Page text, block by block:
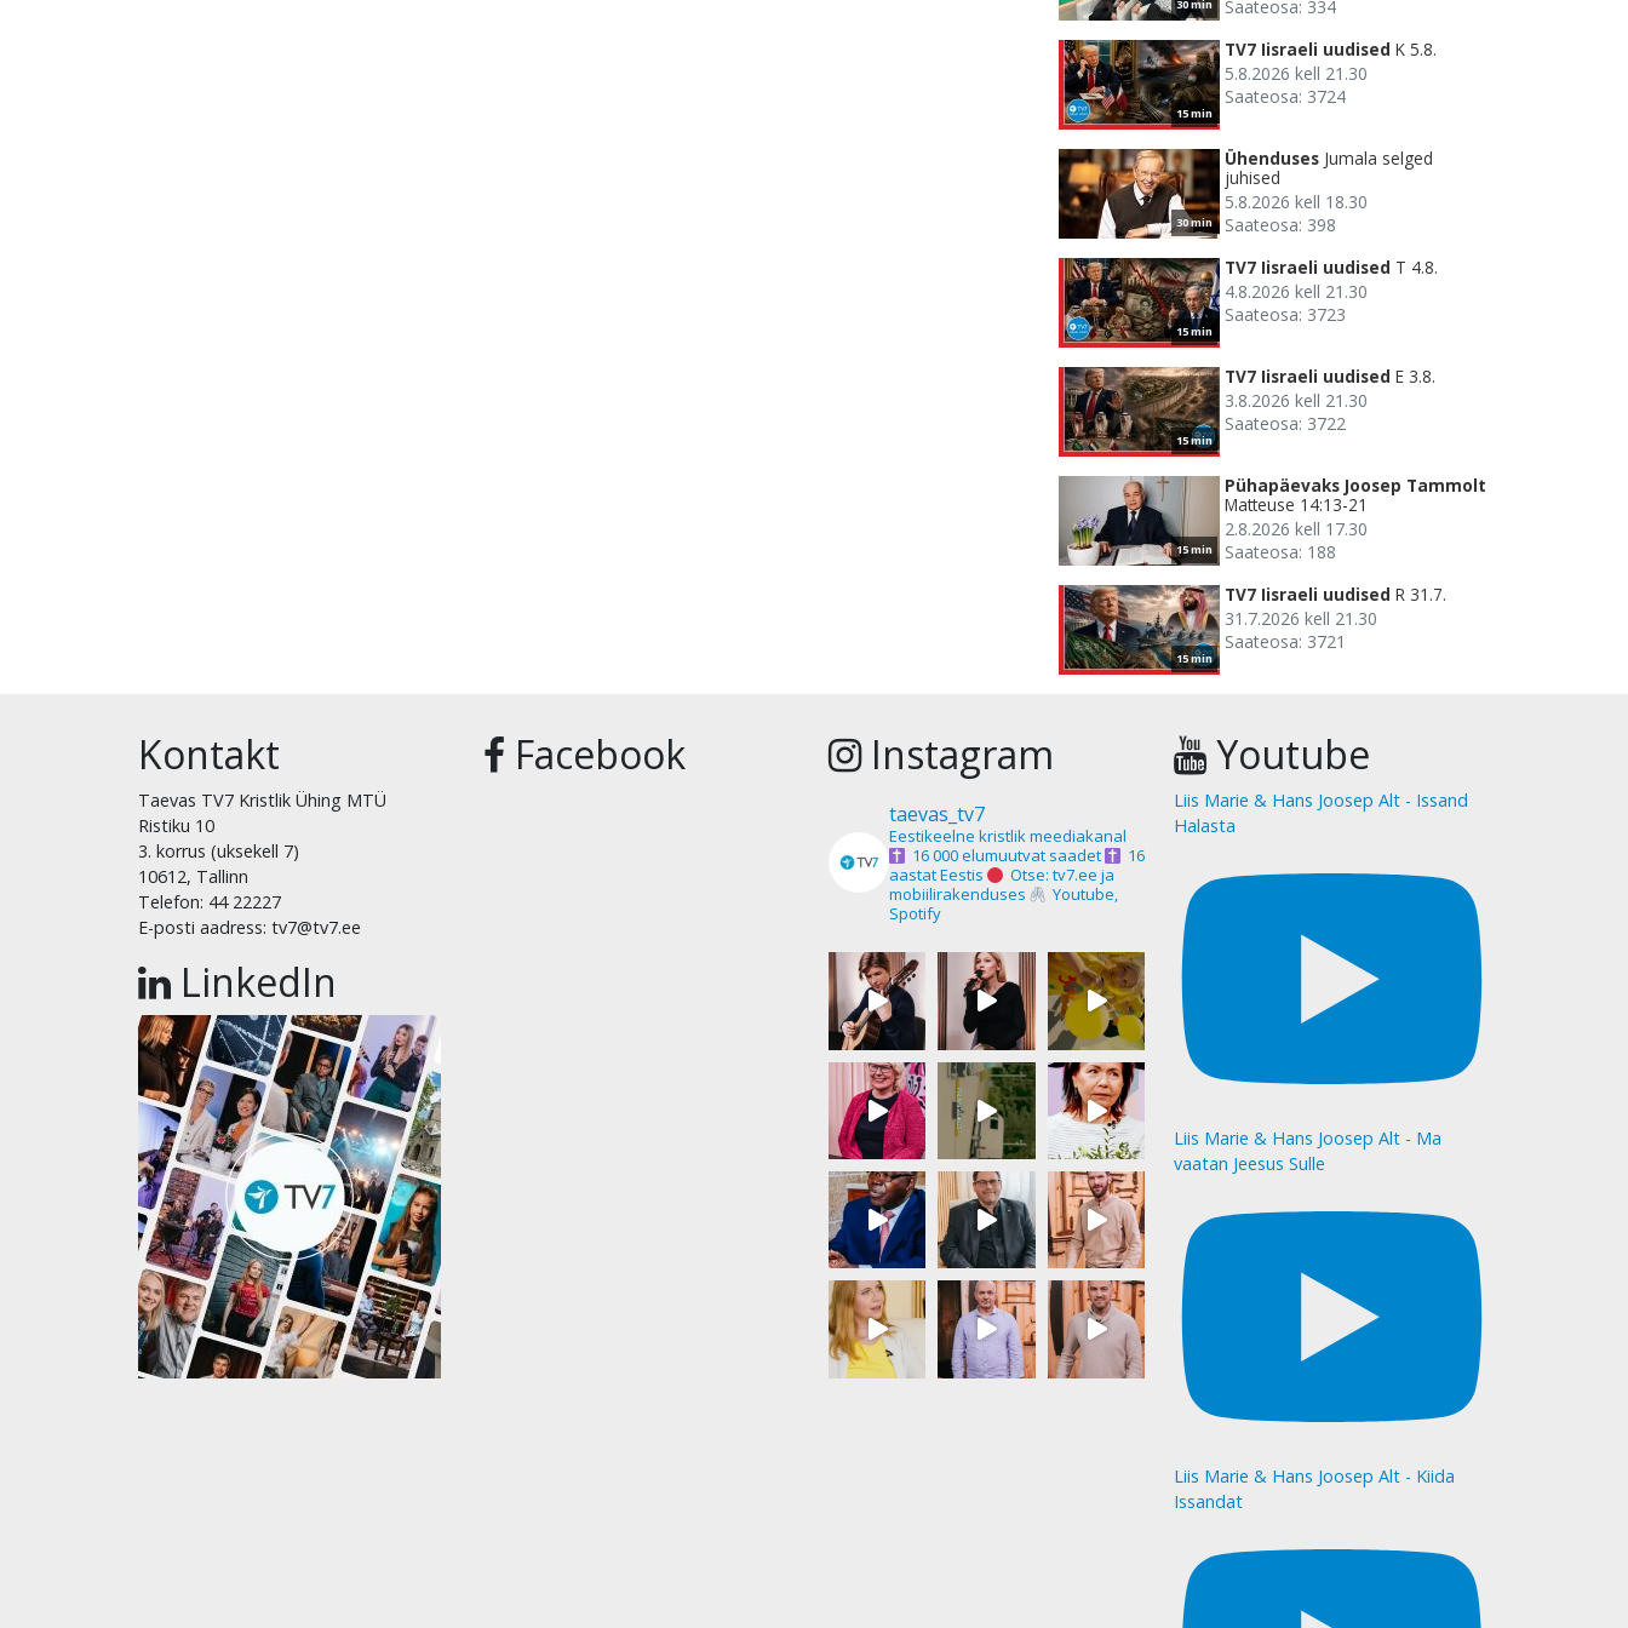
30 min Saateosa: 334
15 min
TV7 Iisraeli uudised K 5.8.
5.8.2026 kell 21.30
Saateosa: 3724
30 min
Ühenduses Jumala selged
juhised
5.8.2026 kell 18.30
Saateosa: 398
15 min
TV7 Iisraeli uudised T 4.8.
4.8.2026 kell 21.30
Saateosa: 3723
15 min
TV7 Iisraeli uudised E 3.8.
3.8.2026 kell 21.30
Saateosa: 3722
15 min
Pühapäevaks Joosep Tammolt
Matteuse 14:13-21
2.8.2026 kell 17.30
Saateosa: 188
15 min
TV7 Iisraeli uudised R 31.7.
31.7.2026 kell 21.30
Saateosa: 3721
Kontakt
Taevas TV7 Kristlik Ühing MTÜ
Ristiku 10
3. korrus (uksekell 7)
10612, Tallinn
Telefon: 44 22227
E-posti aadress: tv7@tv7.ee
LinkedIn
Facebook Instagram
taevas_tv7
Eestikeelne kristlik meediakanal
16 000 elumuutvat saadet
16
aastat Eestis
Otse: tv7.ee ja
mobiilirakenduses
Youtube,
Spotify
Youtube
Liis Marie & Hans Joosep Alt - Issand
Halasta
Liis Marie & Hans Joosep Alt - Ma
vaatan Jeesus Sulle
Liis Marie & Hans Joosep Alt - Kiida
Issandat